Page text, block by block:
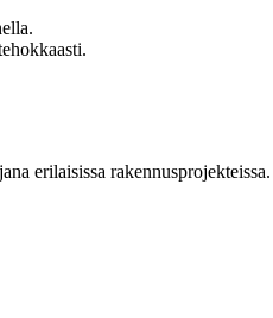
erilaisissa